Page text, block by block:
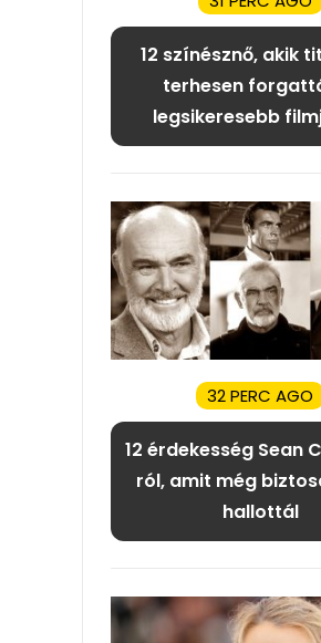
12 színésznő, akik
terhesen
legsikeresebb
32 PERC AGO
12 érdekesség Sean
ról, amit még
hallottál